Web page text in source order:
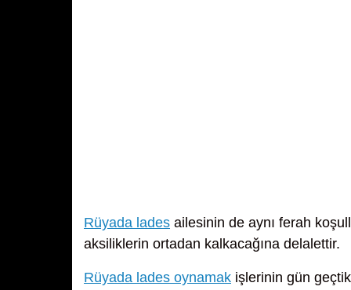
Rüyada lades ailesinin de aynı ferah
aksiliklerin ortadan kalkacağına delalettir.
Rüyada lades oynamak işlerinin gün